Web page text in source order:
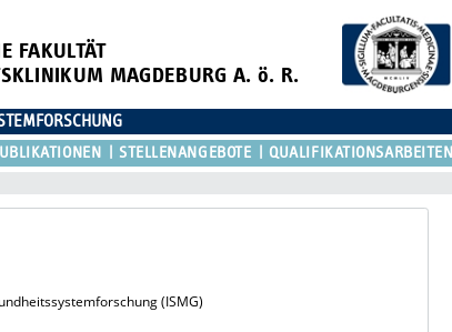
FAKULTÄT
MAGDEBURG A. ö. R.
STELLENANGEBOTE QUALIFIKATIONSARBEITEN
(ISMG)